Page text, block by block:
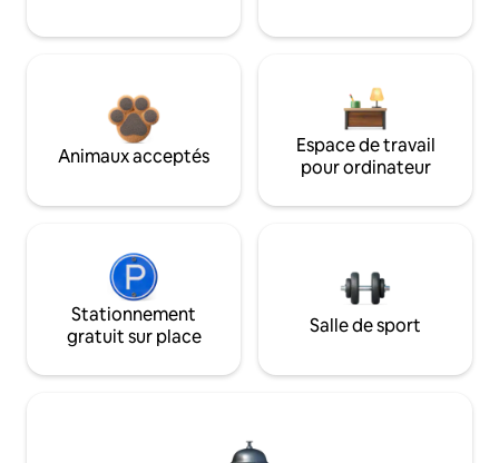
Animaux acceptés
Espace de travail
pour ordinateur
Stationnement
gratuit sur place
Salle de sport